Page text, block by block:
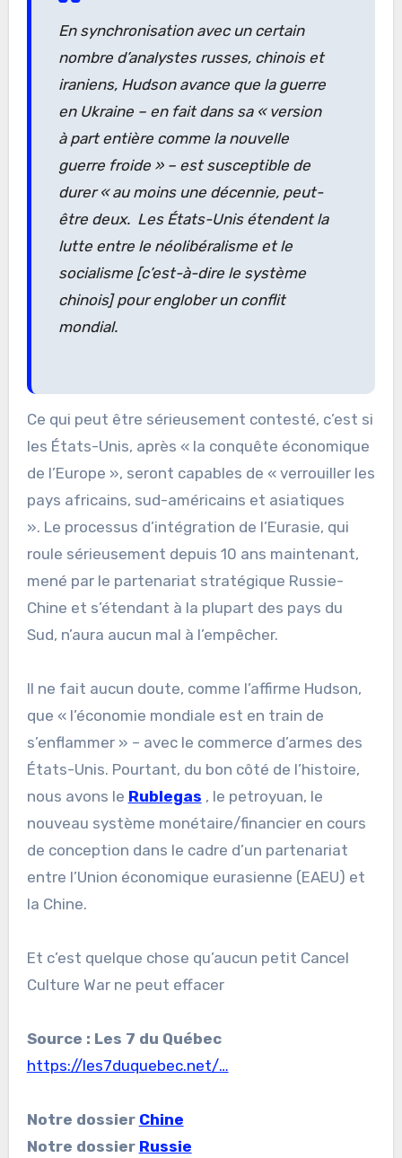
En synchronisation avec un certain
nombre d’analystes russes, chinois et
iraniens, Hudson avance que la guerre
en Ukraine – en fait dans sa « version
à part entière comme la nouvelle
guerre froide » – est susceptible de
durer « au moins une décennie, peut-
être deux. Les États-Unis étendent la
lutte entre le néolibéralisme et le
socialisme [c’est-à-dire le système
chinois] pour englober un conflit
mondial.
Ce qui peut être sérieusement contesté, c’est si
les États-Unis, après « la conquête économique
de l’Europe », seront capables de « verrouiller les
pays africains, sud-américains et asiatiques
». Le processus d’intégration de l’Eurasie, qui
roule sérieusement depuis 10 ans maintenant,
mené par le partenariat stratégique Russie-
Chine et s’étendant à la plupart des pays du
Sud, n’aura aucun mal à l’empêcher.
Il ne fait aucun doute, comme l’affirme Hudson,
que « l’économie mondiale est en train de
s’enflammer » – avec le commerce d’armes des
États-Unis. Pourtant, du bon côté de l’histoire,
nous avons le Rublegas , le petroyuan, le
nouveau système monétaire/financier en cours
de conception dans le cadre d’un partenariat
entre l’Union économique eurasienne (EAEU) et
la Chine.
Et c’est quelque chose qu’aucun petit Cancel
Culture War ne peut effacer
Source : Les 7 du Québec
https://les7duquebec.net/…
Notre dossier Chine
Notre dossier Russie